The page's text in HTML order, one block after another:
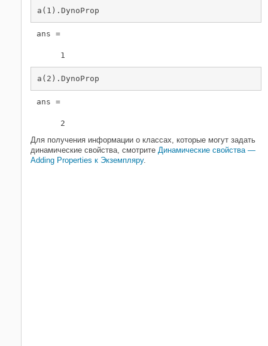
ans =
     1
a(2).DynoProp
ans =
     2
Для получения информации о классах, которые могут задать
динамические свойства, смотрите Динамические свойства —
Adding Properties к Экземпляру.